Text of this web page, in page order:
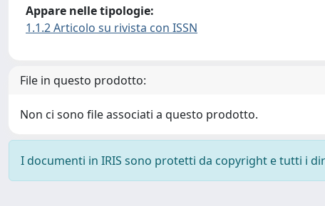
Appare nelle tipologie:
1.1.2 Articolo su rivista con ISSN
File in questo prodotto:
Non ci sono file associati a questo prodotto.
I documenti in IRIS sono protetti da copyright e tutti i